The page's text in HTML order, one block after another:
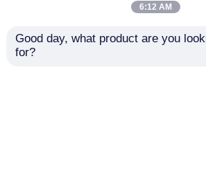
6:12 AM
Good day, what product are you
for?